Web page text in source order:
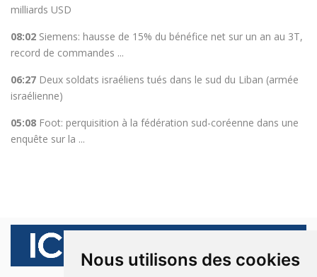
Nous utilisons des cookies
milliards USD
08:02 Siemens: hausse de 15% du bénéfice net sur un an au 3T,
record de commandes ...
06:27 Deux soldats israéliens tués dans le sud du Liban (armée
israélienne)
05:08 Foot: perquisition à la fédération sud-coréenne dans une
enquête sur la ...